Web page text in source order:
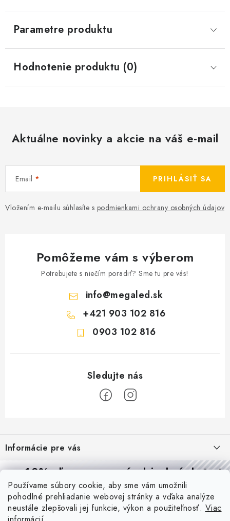
Používame súbory cookie, aby sme vám umožnili
pohodlné prehliadanie webovej stránky a vďaka analýze
neustále zlepšovali jej funkcie, výkon a použiteľnosť. Viac
Parametre produktu
Hodnotenie produktu (0)
Aktuálne novinky a akcie na váš e-mail
Email
Vložením e-mailu súhlasíte s podmienkami ochrany osobných údajov
PRIHLÁSIŤ SA
Pomôžeme vám s výberom
Potrebujete s niečím poradiť? Sme tu pre vás!
info@megaled.sk
+421 903 102 816
0903 102 816
p
ä
Informácie pre vás
Reklamácie a formulár na odstúpenie od zmluvy
Obchodné podmienky
Podmienky ochrany osobných údajov
Blog
10% zľavana prvú objednávku
Prihláste sa azískajtezľavu aj praktické tipy,vďaka ktorým
budete svietiť lepšie a platiť menej.